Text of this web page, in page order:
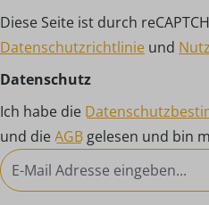
Diese Seite ist durch
Datenschutzrichtlinie und
Datenschutz
Ich habe die
und die AGB gelesen und bin